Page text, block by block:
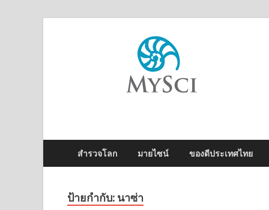
สำรวจโลก มายไซน์ ของดีประเทศไทย
ป้ายกำกับ: นาซ่า